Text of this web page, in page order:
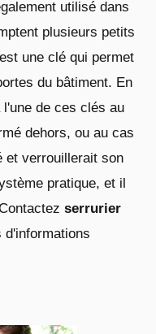
utilisé dans
plusieurs petits
une clé qui permet
du bâtiment. En
de ces clés au
dehors, ou au cas
et verrouillerait son
pratique, et il
serrurier